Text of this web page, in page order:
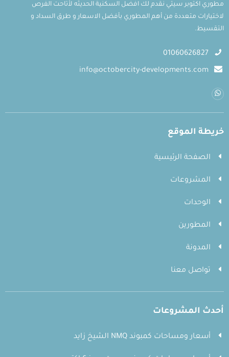
مطوري اكتوبر سيتي نقدم لك افضل السكنية الحديثه لأتاحت الفرص
لاختيارات متعددة من أهم المطوري بأفضل الاسعار و طرق السداد و
التقسيط.
01060626827
info@octobercity-developments.com
خريطة الموقع
الصفحة الرئيسية
المشروعات
الوحدات
المطورين
المدونة
تواصل معنا
أحدث المشروعات
أسعار ومساحات كمبوند NMQ الشيخ زايد